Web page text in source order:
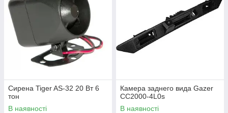
Сирена Tiger AS-32 20 Вт 6
тон
В наявності
Камера заднего вида Gazer
CC2000-4L0s
В наявності